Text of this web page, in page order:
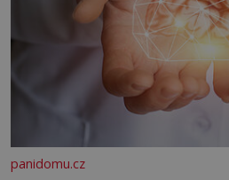
panidomu.cz